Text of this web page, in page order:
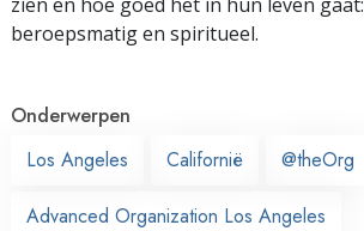
beroepsmatig en spiritueel.
Onderwerpen
Los Angeles
Californië @theOrg
Advanced Organization Los Angeles